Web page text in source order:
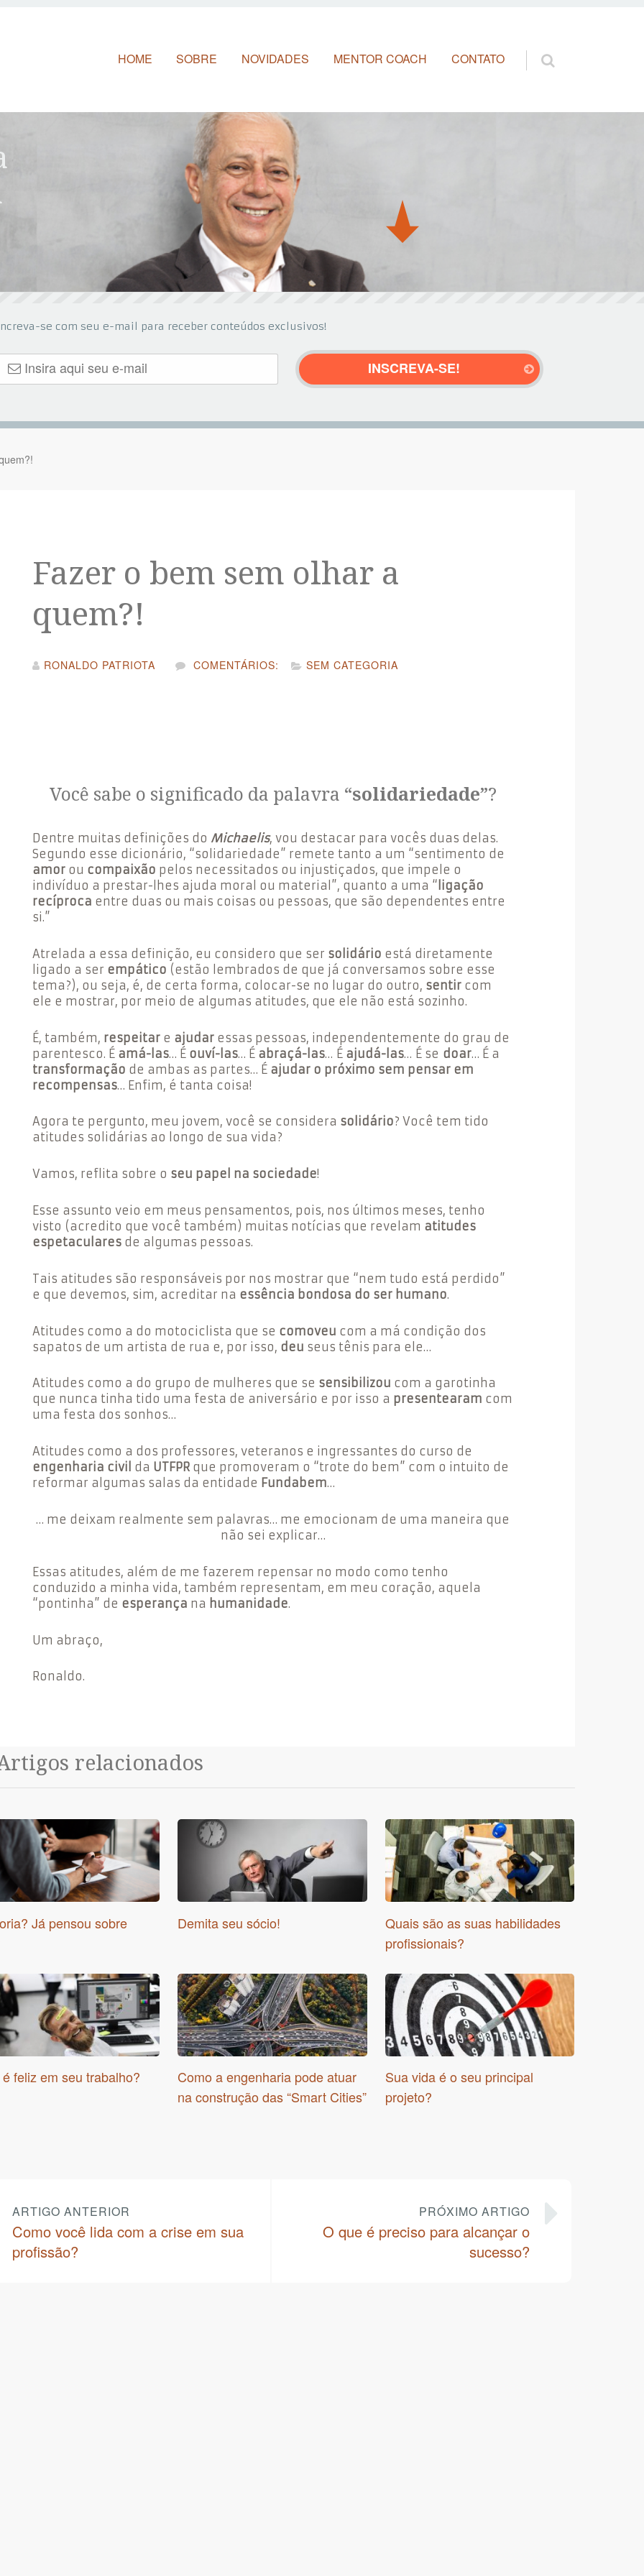
Pular para o conteúdo
HOME SOBRE NOVIDADES MENTOR COACH CONTATO
se com seu e-mail para receber conteúdos exclusivos!
Fazer o bem sem olhar a
quem?!
RONALDO PATRIOTA COMENTÁRIOS: SEM CATEGORIA
Você sabe o significado da palavra “solidariedade”?
Dentre muitas definições do Michaelis, vou destacar para vocês duas delas.
Segundo esse dicionário, “solidariedade” remete tanto a um “sentimento de
amor ou compaixão pelos necessitados ou injustiçados, que impele o
indivíduo a prestar-lhes ajuda moral ou material”, quanto a uma “ ligação
recíproca entre duas ou mais coisas ou pessoas, que são dependentes entre
si.”
Atrelada a essa definição, eu considero que ser solidário está diretamente
ligado a ser empático (estão lembrados de que já conversamos sobre esse
tema?), ou seja, é, de certa forma, colocar-se no lugar do outro, sentir com
ele e mostrar, por meio de algumas atitudes, que ele não está sozinho.
É, também, respeitar e ajudar essas pessoas, independentemente do grau de
parentesco. É amá-las… É ouví-las… É abraçá-las… É ajudá-las… É se doar… É a
transformação de ambas as partes… É ajudar o próximo sem pensar em
recompensas… Enfim, é tanta coisa!
Agora te pergunto, meu jovem, você se considera solidário? Você tem tido
atitudes solidárias ao longo de sua vida?
Vamos, reflita sobre o seu papel na sociedade!
Esse assunto veio em meus pensamentos, pois, nos últimos meses, tenho
visto (acredito que você também) muitas notícias que revelam atitudes
espetaculares de algumas pessoas.
Tais atitudes são responsáveis por nos mostrar que “nem tudo está perdido”
e que devemos, sim, acreditar na essência bondosa do ser humano.
Atitudes como a do motociclista que se comoveu com a má condição dos
sapatos de um artista de rua e, por isso, deu seus tênis para ele…
Atitudes como a do grupo de mulheres que se sensibilizou com a garotinha
que nunca tinha tido uma festa de aniversário e por isso a presentearam com
uma festa dos sonhos…
Atitudes como a dos professores, veteranos e ingressantes do curso de
engenharia civil da UTFPR que promoveram o “trote do bem” com o intuito de
reformar algumas salas da entidade Fundabem…
… me deixam realmente sem palavras… me emocionam de uma maneira que
não sei explicar…
Essas atitudes, além de me fazerem repensar no modo como tenho
conduzido a minha vida, também representam, em meu coração, aquela
“pontinha” de esperança na humanidade.
Um abraço,
Ronaldo.
relacionados
Já pensou sobre
Demita seu sócio!
Quais são as suas habilidades
profissionais?
feliz em seu trabalho?
Como a engenharia pode atuar
na construção das “Smart Cities”
Sua vida é o seu principal
projeto?
ARTIGO ANTERIOR
Como você lida com a crise em sua
profissão?
PRÓXIMO ARTIGO
O que é preciso para alcançar o
sucesso?